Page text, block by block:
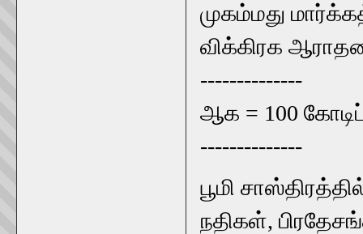
முகம்மது
விக்கிரக
--------------
ஆக = 100
--------------
பூமி
நதிகள்,